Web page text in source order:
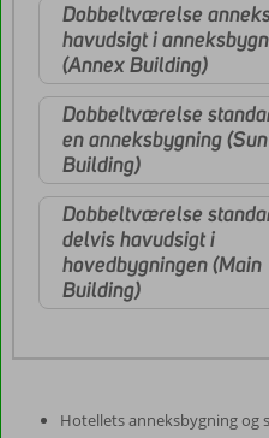
Dobbeltværelse
havudsigt i
(Annex Building)
Dobbeltværelse
en anneksbygning (Sun
Building)
Dobbeltværelse
delvis havudsigt i
hovedbygningen (Main
Building)
Hotellets anneksbygning og